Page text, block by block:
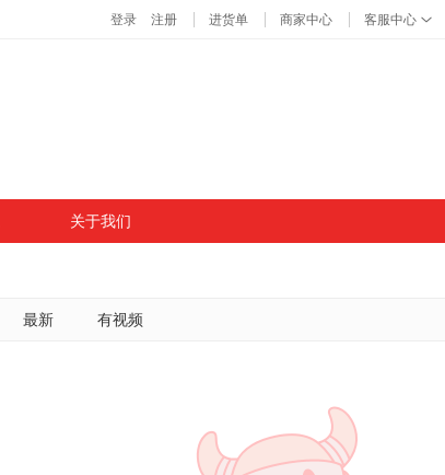
关于我们
最新 有视频